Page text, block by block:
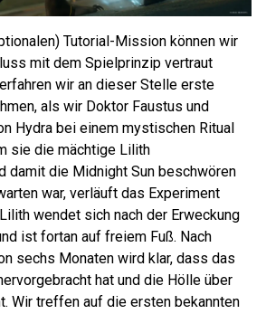
Tutorial-Mission können wir
mit dem Spielprinzip vertraut
wir an dieser Stelle erste
als wir Doktor Faustus und
Hydra bei einem mystischen Ritual
sie die mächtige Lilith
damit die Midnight Sun beschwören
war, verläuft das Experiment
wendet sich nach der Erweckung
ist fortan auf freiem Fuß. Nach
sechs Monaten wird klar, dass das
hat und die Hölle über
Wir treffen auf die ersten bekannten